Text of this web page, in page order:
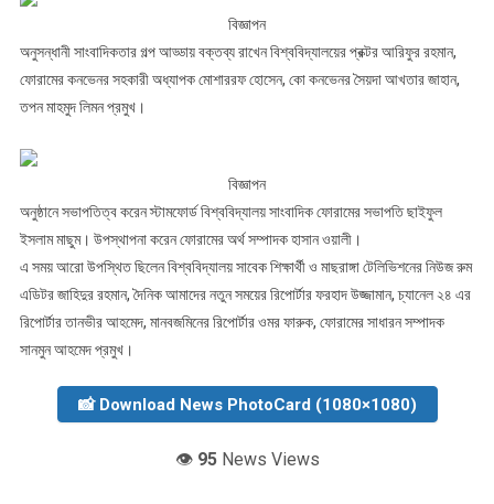
বিজ্ঞাপন
অনুসন্ধানী সাংবাদিকতার গল্প আড্ডায় বক্তব্য রাখেন বিশ্ববিদ্যালয়ের প্রক্টর আরিফুর রহমান,
ফোরামের কনভেনর সহকারী অধ্যাপক মোশাররফ হোসেন, কো কনভেনর সৈয়দা আখতার জাহান,
তপন মাহমুদ লিমন প্রমুখ।
বিজ্ঞাপন
অনুষ্ঠানে সভাপতিত্ব করেন স্টামফোর্ড বিশ্ববিদ্যালয় সাংবাদিক ফোরামের সভাপতি ছাইফুল
ইসলাম মাছুম। উপস্থাপনা করেন ফোরামের অর্থ সম্পাদক হাসান ওয়ালী।
এ সময় আরো উপস্থিত ছিলেন বিশ্ববিদ্যালয় সাবেক শিক্ষার্থী ও মাছরাঙ্গা টেলিভিশনের নিউজ রুম
এডিটর জাহিদুর রহমান, দৈনিক আমাদের নতুন সময়ের রিপোর্টার ফরহাদ উজ্জামান, চ্যানেল ২৪ এর
রিপোর্টার তানভীর আহমেদ, মানবজমিনের রিপোর্টার ওমর ফারুক, ফোরামের সাধারন সম্পাদক
সানমুন আহমেদ প্রমুখ।
📸 Download News PhotoCard (1080×1080)
👁️ 95News Views